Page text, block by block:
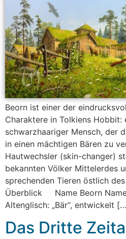
Beorn ist einer der
Charaktere in Tolkiens Hobbit:
schwarzhaariger Mensch, der
in einen mächtigen Bären zu
Hautwechsler (skin-changer)
bekannten Völker Mittelerdes
sprechenden Tieren östlich
Überblick Name Beorn
Altenglisch: „Bär“, entwickelt
Das Dritte